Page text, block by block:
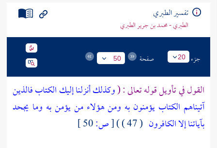
تفسير الطبري
الطبري - محمد بن جرير الطبري
جزء 20 صفحة 50
القول في تأويل قوله تعالى : (وكذلك أنزلنا إليك الكتاب فالذين
آتيناهم الكتاب يؤمنون به ومن هؤلاء من يؤمن به وما يجحد
بآياتنا إلا الكافرون ( 47 ) )
[ص: